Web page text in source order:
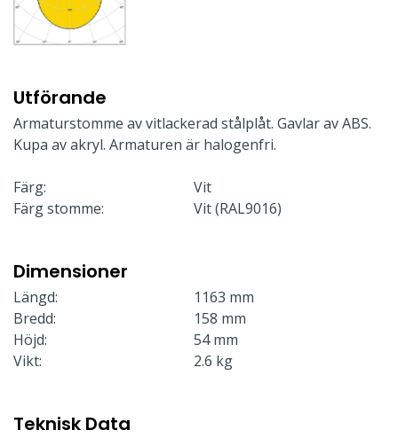
Utförande
Armaturstomme av vitlackerad stålplåt. Gavlar av ABS.
Kupa av akryl. Armaturen är halogenfri.
Färg:
Vit
Färg stomme:
Vit (RAL9016)
Dimensioner
Längd:
1163 mm
Bredd:
158 mm
Höjd:
54 mm
Vikt:
2.6 kg
Teknisk Data